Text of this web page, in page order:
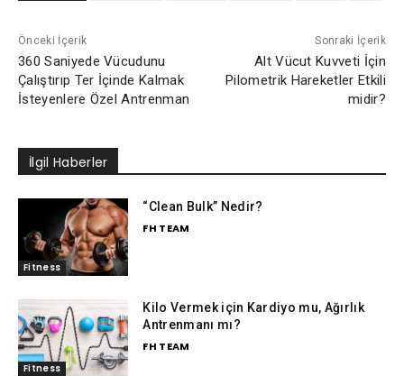
Önceki İçerik
360 Saniyede Vücudunu
Çalıştırıp Ter İçinde Kalmak
İsteyenlere Özel Antrenman
Sonraki İçerik
Alt Vücut Kuvveti İçin
Pilometrik Hareketler Etkili
midir?
İlgil Haberler
Fitness
“Clean Bulk” Nedir?
FH TEAM
Fitness
Kilo Vermek için Kardiyo mu, Ağırlık
Antrenmanı mı?
FH TEAM